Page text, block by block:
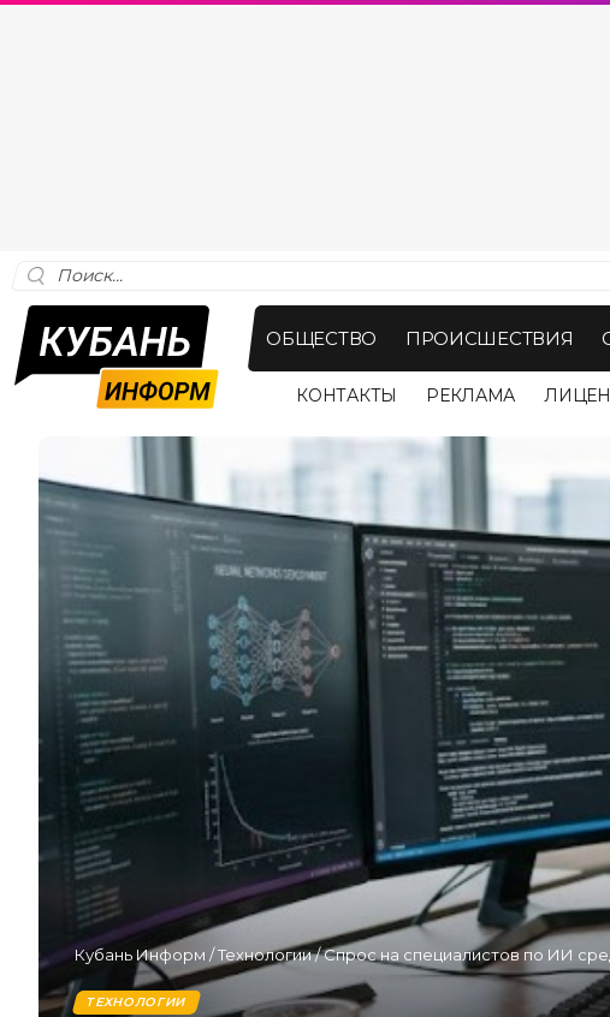
ОБЩЕСТВО ПРОИСШЕСТВИЯ
КОНТАКТЫ РЕКЛАМА
Кубань Информ /Технологии/Спрос на специалистов по ИИ
ТЕХНОЛОГИИ